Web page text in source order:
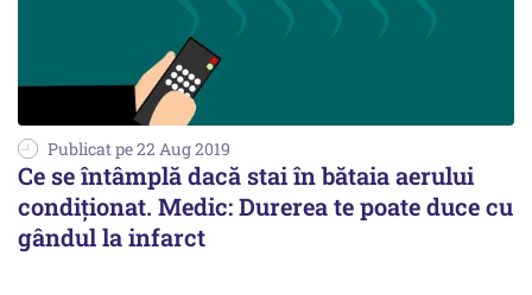
Publicat pe 22 Aug 2019
Ce se întâmplă dacă stai în bătaia aerului
condiționat. Medic: Durerea te poate duce cu
gândul la infarct